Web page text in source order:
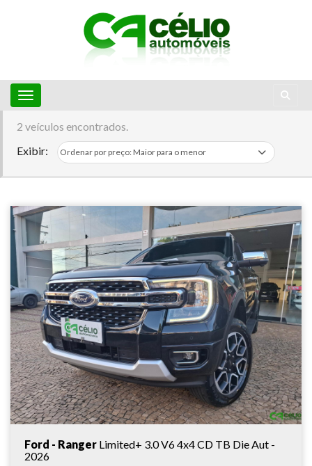
Toggle navigation
2 veículos encontrados.
Exibir:
Ford - Ranger Limited+ 3.0 V6 4x4 CD TB Die Aut -
2026